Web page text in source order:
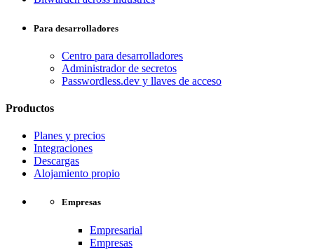
Para desarrolladores
Centro para desarrolladores
Administrador de secretos
Passwordless.dev y llaves de acceso
Productos
Planes y precios
Integraciones
Descargas
Alojamiento propio
Empresas
Empresarial
Empresas